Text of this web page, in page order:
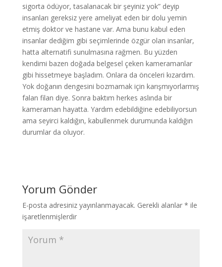
sigorta ödüyor, tasalanacak bir şeyiniz yok” deyip
insanları gereksiz yere ameliyat eden bir dolu yemin
etmiş doktor ve hastane var. Ama bunu kabul eden
insanlar dediğim gibi seçimlerinde özgür olan insanlar,
hatta alternatifi sunulmasına rağmen. Bu yüzden
kendimi bazen doğada belgesel çeken kameramanlar
gibi hissetmeye başladım. Onlara da önceleri kızardım.
Yok doğanın dengesini bozmamak için karışmıyorlarmış
falan filan diye. Sonra baktım herkes aslında bir
kameraman hayatta. Yardım edebildiğine edebiliyorsun
ama seyirci kaldığın, kabullenmek durumunda kaldığın
durumlar da oluyor.
Yorum Gönder
E-posta adresiniz yayınlanmayacak. Gerekli alanlar * ile
işaretlenmişlerdir